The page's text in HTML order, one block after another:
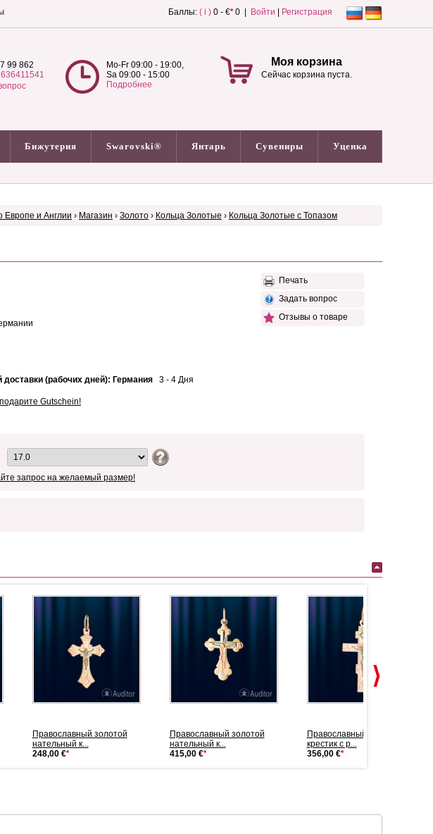
Баллы: ( i ) 0 - €*0 | Войти Регистрация
99 862
Mo-Fr 09:00 - 19:00,
Sa 09:00 - 15:00
Подробнее
Моя корзина
Сейчас корзина пуста.
Бижутерия Swarovski® Янтарь Сувениры Уценка
Европе и Англии › Магазин › Золото › Кольца Золотые › Кольца Золотые с Топазом
доставки (рабочих дней): Германия 3 - 4 Дня
Gutschein!
Печать
Задать вопрос
Отзывы о товаре
запрос на желаемый размер!
Православный золотой
нательный к...
248,00 €*
Православный золотой
нательный к...
415,00 €*
Православный золотой
крестик с р...
356,00 €*